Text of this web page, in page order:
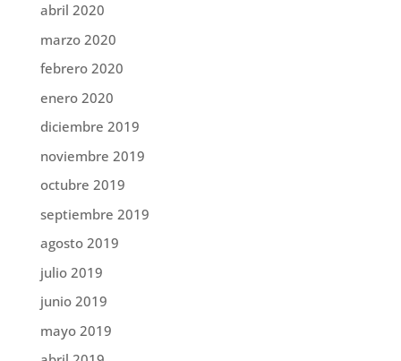
abril 2020
marzo 2020
febrero 2020
enero 2020
diciembre 2019
noviembre 2019
octubre 2019
septiembre 2019
agosto 2019
julio 2019
junio 2019
mayo 2019